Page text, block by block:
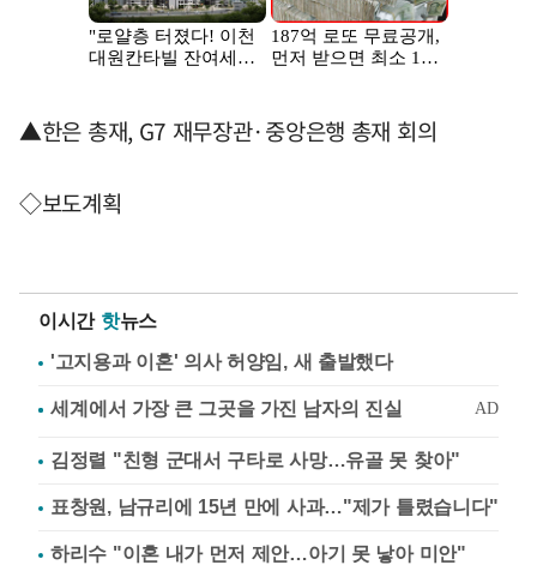
▲한은 총재, G7 재무장관·중앙은행 총재 회의
◇보도계획
이시간 핫뉴스
'고지용과 이혼' 의사 허양임, 새 출발했다
김정렬 "친형 군대서 구타로 사망…유골 못 찾아"
표창원, 남규리에 15년 만에 사과…"제가 틀렸습니다"
하리수 "이혼 내가 먼저 제안…아기 못 낳아 미안"